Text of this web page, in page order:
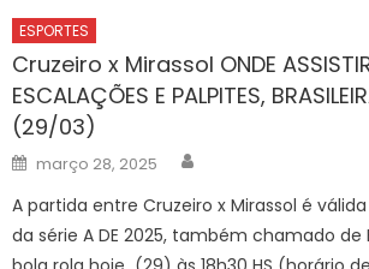
ESPORTES
Cruzeiro x Mirassol ONDE
ESCALAÇÕES E PALPITES,
(29/03)
Posted
on
março 28, 2025
A partida entre Cruzeiro x Mirassol é
da série A DE 2025, também chamado de